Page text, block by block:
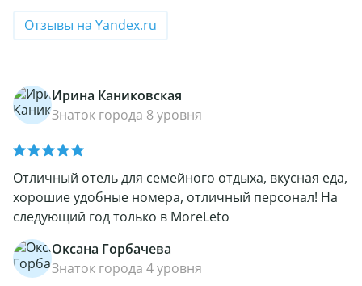
Отзывы на Yandex.ru
Ирина Каниковская
Знаток города 8 уровня
Отличный отель для семейного отдыха, вкусная еда,
хорошие удобные номера, отличный персонал! На
следующий год только в MoreLeto
Оксана Горбачева
Знаток города 4 уровня